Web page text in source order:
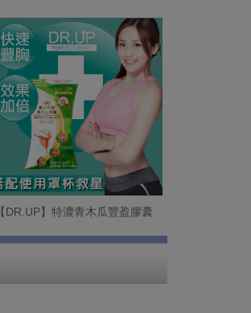
【DR.UP】特濃青木瓜豐盈膠囊